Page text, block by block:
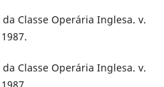
da Classe Operária Inglesa. v.
da Classe Operária Inglesa. v.